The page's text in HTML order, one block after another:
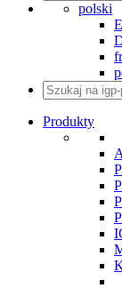
polski
Produkty